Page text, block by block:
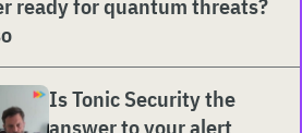
Is Tonic Security the
answer to your alert